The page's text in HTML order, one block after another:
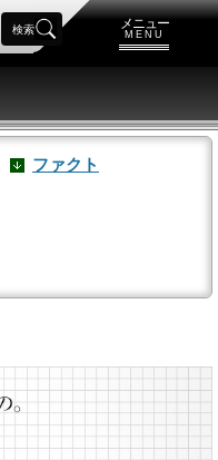
メニュー
MENU
検索
ファクト